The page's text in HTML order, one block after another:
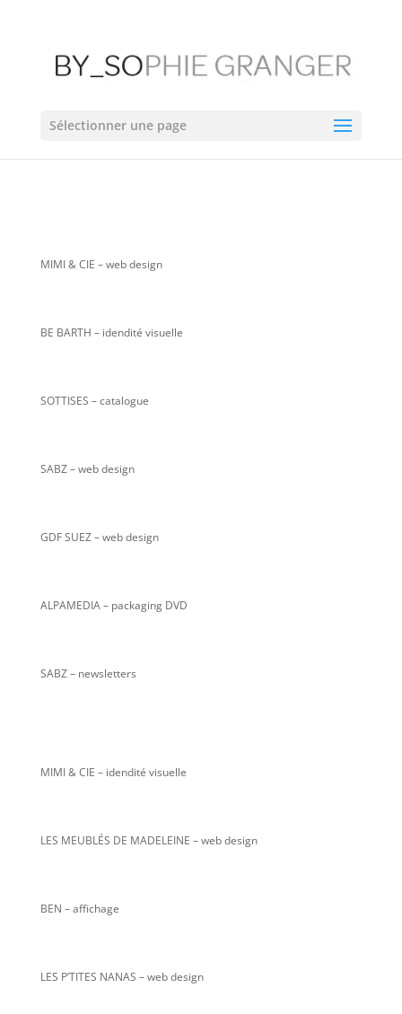
Sélectionner une page
MIMI & CIE – web design
BE BARTH – idendité visuelle
SOTTISES – catalogue
SABZ– web design
GDF SUEZ – web design
ALPAMEDIA – packaging DVD
SABZ – newsletters
MIMI & CIE – idendité visuelle
LES MEUBLÉS DE MADELEINE – web design
BEN – affichage
LES P’TITES NANAS – web design